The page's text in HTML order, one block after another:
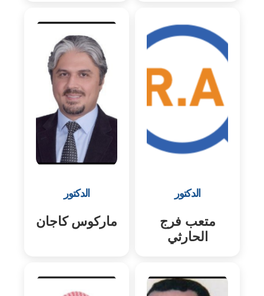
الدكتور
متعب فرج
الحارثي
الدكتور
ماركوس كاجان